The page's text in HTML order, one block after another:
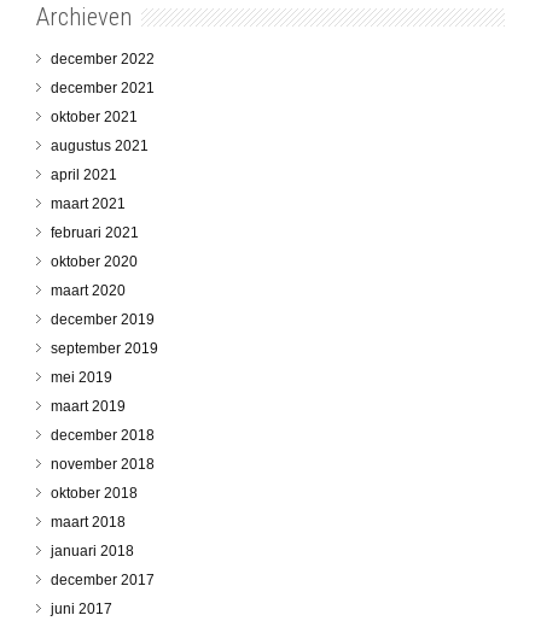
Archieven
december 2022
december 2021
oktober 2021
augustus 2021
april 2021
maart 2021
februari 2021
oktober 2020
maart 2020
december 2019
september 2019
mei 2019
maart 2019
december 2018
november 2018
oktober 2018
maart 2018
januari 2018
december 2017
juni 2017